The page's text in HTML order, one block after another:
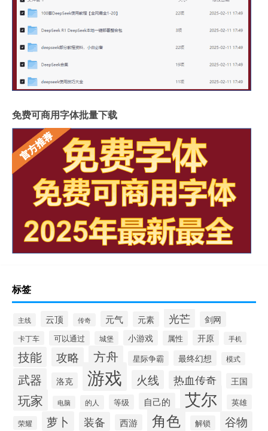
免费可商用字体批量下载
标签
主线 云顶 传奇 元气 元素 光芒 剑网
卡丁车 可以通过 城堡 小游戏 属性 开原 手机
技能 攻略 方舟 星际争霸 最终幻想 模式
武器 洛克 游戏 火线 热血传奇 王国
玩家 电脑 的人 等级 自己的 艾尔 英雄
荣耀 萝卜 装备 西游 角色 解锁 谷物